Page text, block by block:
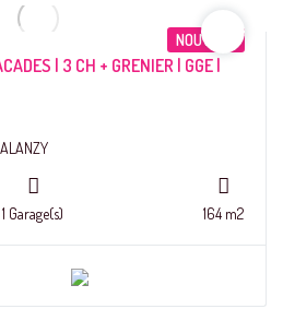
NOUVEAU
| 3 CH + GRENIER | GGE |
1 Garage(s) 164 m2